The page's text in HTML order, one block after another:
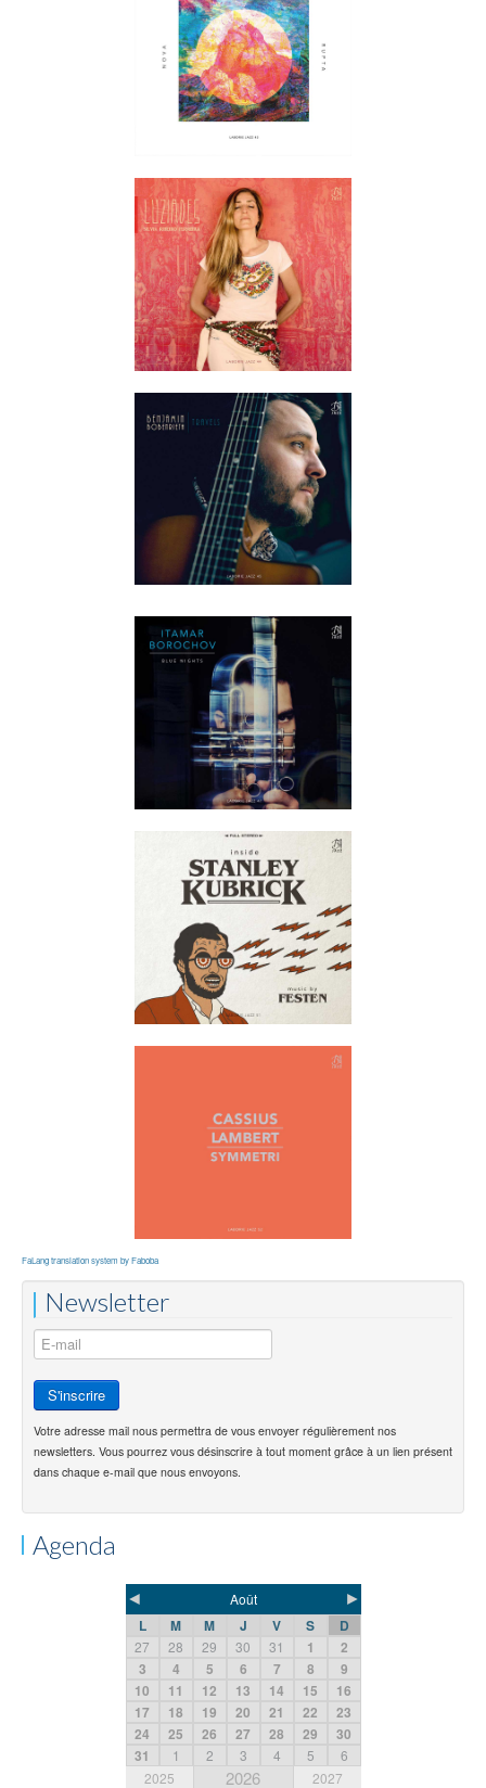
FaLang translation system by Faboba
Newsletter
Votre adresse mail nous permettra de vous envoyer régulièrement nos
newsletters. Vous pourrez vous désinscrire à tout moment grâce à un lien présent
dans chaque e-mail que nous envoyons.
Agenda
◄ Août ►
L M M J V S D
27 28 29 30 31 1
2
3
4 5 6 7 8
9
10
11 12 13 14 15
16
17
18 19 20 21 22
23
24
25 26 27 28 29
30
31
1 2 3 4 5
6
2025
2026 2027